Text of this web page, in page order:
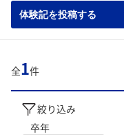
体験記を投稿する
全1件
絞り込み
卒年